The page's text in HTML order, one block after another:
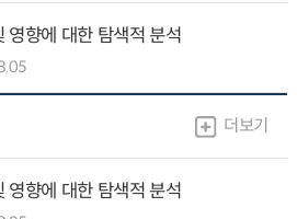
영향에 대한 탐색적 분석
더보기
영향에 대한 탐색적 분석